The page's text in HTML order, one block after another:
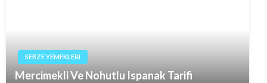
SEBZE YEMEKLERI
Mercimekli Ve Nohutlu Ispanak Tarifi